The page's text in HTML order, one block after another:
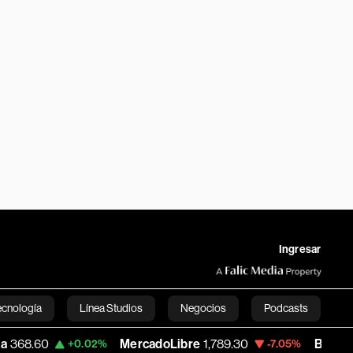
Ingresar
Línea Studios Negocios Podcasts
English
+0.02% MercadoLibre 1,789.30 -7.05% Banco de